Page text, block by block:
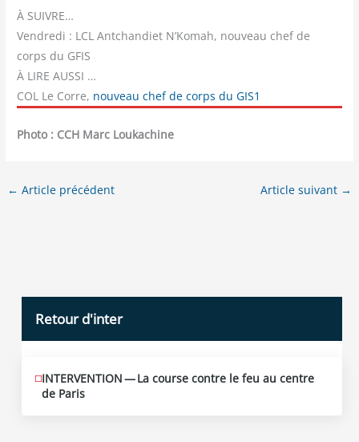
À SUIVRE…
Vendredi : LCL Antchandiet N’Komah, nouveau chef de
corps du GFIS
À LIRE AUSSI …
COL Le Corre, nouveau chef de corps du GIS1
Pho­to : CCH Marc Loukachine
← Article précédent Article suivant →
Retour d'inter
JUIN
12
INTERVENTION — La course contre le feu au centre
de Paris